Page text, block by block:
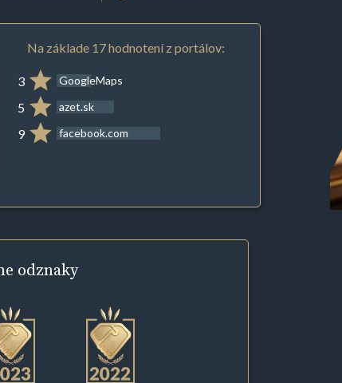
Na základe 17 hodnotení z portálov:
3 GoogleMaps
5 azet.sk
9 facebook.com
odznaky